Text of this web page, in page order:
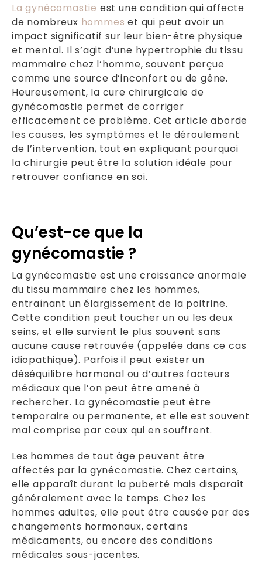
La gynécomastie est une condition qui affecte
de nombreux hommes et qui peut avoir un
impact significatif sur leur bien-être physique
et mental. Il s’agit d’une hypertrophie du tissu
mammaire chez l’homme, souvent perçue
comme une source d’inconfort ou de gêne.
Heureusement, la cure chirurgicale de
gynécomastie permet de corriger
efficacement ce problème. Cet article aborde
les causes, les symptômes et le déroulement
de l’intervention, tout en expliquant pourquoi
la chirurgie peut être la solution idéale pour
retrouver confiance en soi.
Qu’est-ce que la
gynécomastie ?
La gynécomastie est une croissance anormale
du tissu mammaire chez les hommes,
entraînant un élargissement de la poitrine.
Cette condition peut toucher un ou les deux
seins, et elle survient le plus souvent sans
aucune cause retrouvée (appelée dans ce cas
idiopathique). Parfois il peut exister un
déséquilibre hormonal ou d’autres facteurs
médicaux que l’on peut être amené à
rechercher. La gynécomastie peut être
temporaire ou permanente, et elle est souvent
mal comprise par ceux qui en souffrent.
Les hommes de tout âge peuvent être
affectés par la gynécomastie. Chez certains,
elle apparaît durant la puberté mais disparaît
généralement avec le temps. Chez les
hommes adultes, elle peut être causée par des
changements hormonaux, certains
médicaments, ou encore des conditions
médicales sous-jacentes.